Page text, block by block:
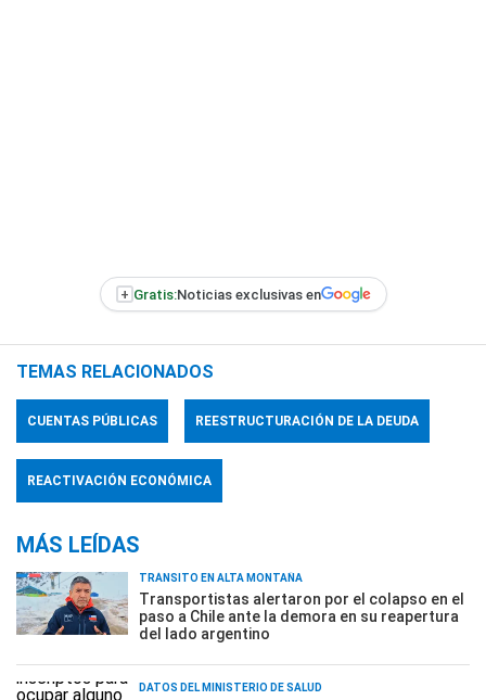
+ Gratis:Noticias exclusivas en
TEMAS RELACIONADOS
CUENTAS PÚBLICAS REESTRUCTURACIÓN DE LA DEUDA
REACTIVACIÓN ECONÓMICA
MÁS LEÍDAS
TRÁNSITO EN ALTA MONTAÑA
Transportistas alertaron por el colapso en el
paso a Chile ante la demora en su reapertura
del lado argentino
DATOS DEL MINISTERIO DE SALUD